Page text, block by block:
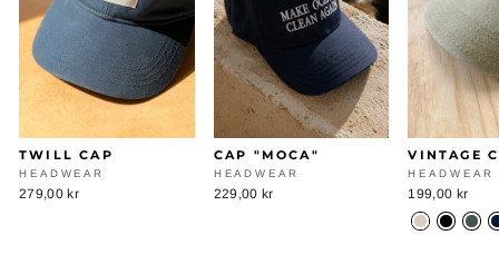
TWILL CAP
HEADWEAR
279,00 kr
CAP "MOCA"
HEADWEAR
229,00 kr
VINTAGE
HEADWEAR
199,00 kr